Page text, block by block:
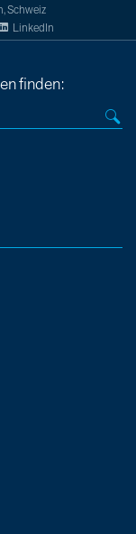
Schweiz
LinkedIn
finden: